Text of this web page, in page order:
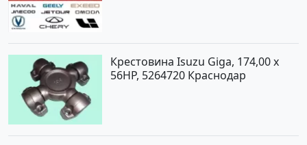
Крестовина Isuzu Giga, 174,00 x
56HP, 5264720 Краснодар